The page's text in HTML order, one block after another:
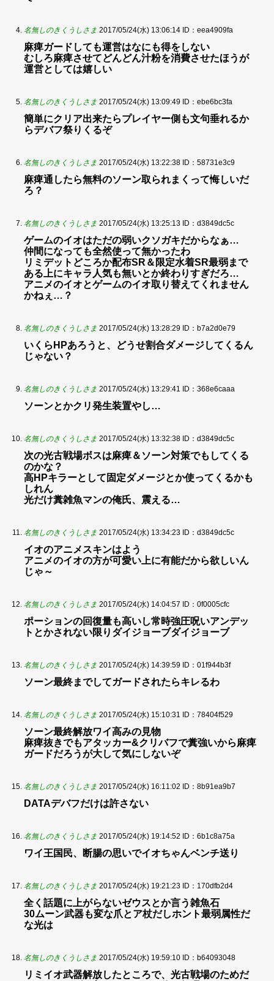
名無しのきくうしさま 2017/05/24(水) 13:06:14 ID：eea4909fa
麻痺ガードしても運営はなにも得をしない
むしろ麻痺させてどんどん汁粉を消費させたほうが
運営としては嬉しい
名無しのきくうしさま 2017/05/24(水) 13:09:49 ID：ebe6bc3fa
簡単にクリア出来たらプレイヤー側も文句垂れるか
らデバフ祭りくるぞ
名無しのきくうしさま 2017/05/24(水) 13:22:38 ID：58731e3c9
麻痺通したら無料のソーン取られまくって悔しいだ
ろ？
名無しのきくうしさま 2017/05/24(水) 13:25:13 ID：d3849dc5c
ゲームのイオはただの弱いクソガキだからなぁ…
仲間になっても全然使って無かったわ
リミデットどころか配布SR＆限定水着SR最弱まで
ある上にキャラ人気も無いとか終わりすぎだろ…
アニメのイオとゲームのイオ取り替えてくれません
かねぇ…？
名無しのきくうしさま 2017/05/24(水) 13:28:29 ID：b7a2d0e79
いくらHPあろうと、どうせ割合ダメージしてくるん
じゃない？
名無しのきくうしさま 2017/05/24(水) 13:29:41 ID：368e6caaa
ソーンとかクリ発生装置やし…
名無しのきくうしさま 2017/05/24(水) 13:32:38 ID：d3849dc5c
次の光古戦場ボスは麻痺＆ソーン対策でもしてくる
のかな？
高HPキラーとして固定ダメージとか使ってくるかも
しれん
光だけ糞雑魚マンの俺氏、震える…
名無しのきくうしさま 2017/05/24(水) 13:34:23 ID：d3849dc5c
イオのアニメスキンはよう
アニメのイオの方が可愛い上に有能だから欲しいん
じゃ～
名無しのきくうしさま 2017/05/24(水) 14:04:57 ID：0f0005cfc
ポーションの回復量も高いし常時強圧呪いアンデッ
トとかされない限りダイジョーブダイジョーブ
名無しのきくうしさま 2017/05/24(水) 14:39:59 ID：01f944b3f
ソーン最終までしてガードされたらキレるわ
名無しのきくうしさま 2017/05/24(水) 15:10:31 ID：78404f529
ソーン最終解放ワイ高みの見物
麻痺抜きでもアタッカー&クリバフで糞強いから麻痺
ガードだろうが大して気にしないぞ
名無しのきくうしさま 2017/05/24(水) 16:11:02 ID：8b91ea9b7
DATAデバフだけは許さない
名無しのきくうしさま 2017/05/24(水) 19:14:52 ID：6b1c8a75a
ワイ王国民、断腸の思いでイオちゃんベンチ送り
名無しのきくうしさま 2017/05/24(水) 19:21:23 ID：170dfb2d4
全く話題に上がらないゼウスとか言う雑魚石
30ムーン武器も変な爪とア杖だしホント最弱属性だ
な光は
名無しのきくうしさま 2017/05/24(水) 19:59:10 ID：b64093048
リミイオ武器解放したところで、光古戦場のためだ